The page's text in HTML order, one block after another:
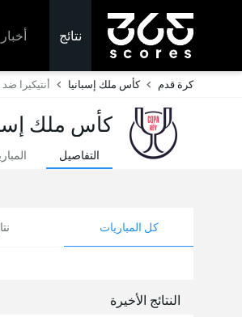
نتائج أخبار
كرة قدم كأس ملك إسبانيا أنتيكيرا
كأس ملك
التفاصيل
كل المباريات
النتائج الأخيرة